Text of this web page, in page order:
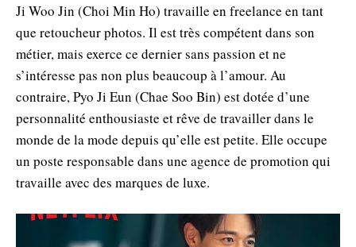
Ji Woo Jin (Choi Min Ho) travaille en freelance en tant
que retoucheur photos. Il est très compétent dans son
métier, mais exerce ce dernier sans passion et ne
s’intéresse pas non plus beaucoup à l’amour. Au
contraire, Pyo Ji Eun (Chae Soo Bin) est dotée d’une
personnalité enthousiaste et rêve de travailler dans le
monde de la mode depuis qu’elle est petite. Elle occupe
un poste responsable dans une agence de promotion qui
travaille avec des marques de luxe.